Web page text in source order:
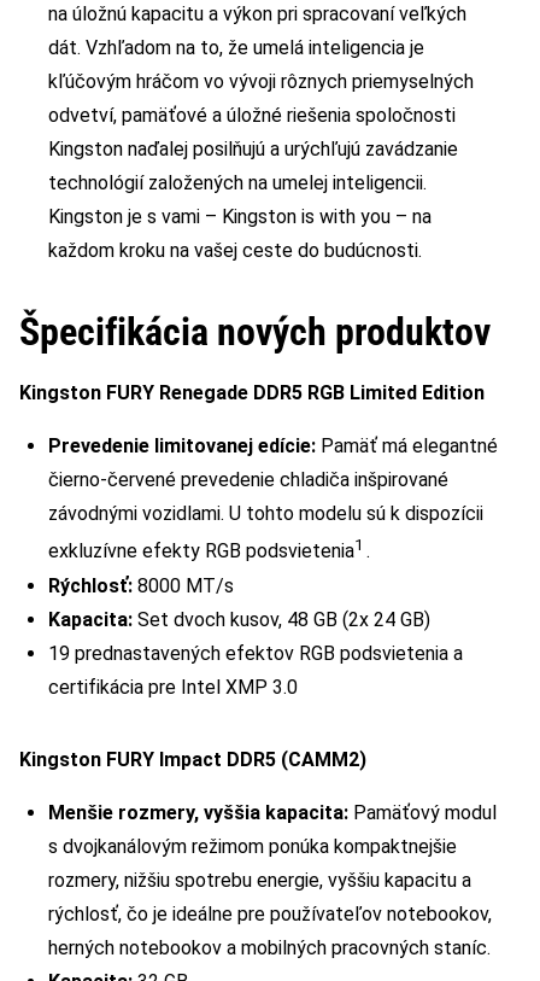
na úložnú kapacitu a výkon pri spracovaní veľkých
dát. Vzhľadom na to, že umelá inteligencia je
kľúčovým hráčom vo vývoji rôznych priemyselných
odvetví, pamäťové a úložné riešenia spoločnosti
Kingston naďalej posilňujú a urýchľujú zavádzanie
technológií založených na umelej inteligencii.
Kingston je s vami – Kingston is with you – na
každom kroku na vašej ceste do budúcnosti.
Špecifikácia nových produktov
Kingston FURY Renegade DDR5 RGB Limited Edition
Prevedenie limitovanej edície: Pamäť má elegantné
čierno-červené prevedenie chladiča inšpirované
závodnými vozidlami. U tohto modelu sú k dispozícii
exkluzívne efekty RGB podsvietenia1 .
Rýchlosť: 8000 MT/s
Kapacita: Set dvoch kusov, 48 GB (2x 24 GB)
19 prednastavených efektov RGB podsvietenia a
certifikácia pre Intel XMP 3.0
Kingston FURY Impact DDR5 (CAMM2)
Menšie rozmery, vyššia kapacita: Pamäťový modul
s dvojkanálovým režimom ponúka kompaktnejšie
rozmery, nižšiu spotrebu energie, vyššiu kapacitu a
rýchlosť, čo je ideálne pre používateľov notebookov,
herných notebookov a mobilných pracovných staníc.